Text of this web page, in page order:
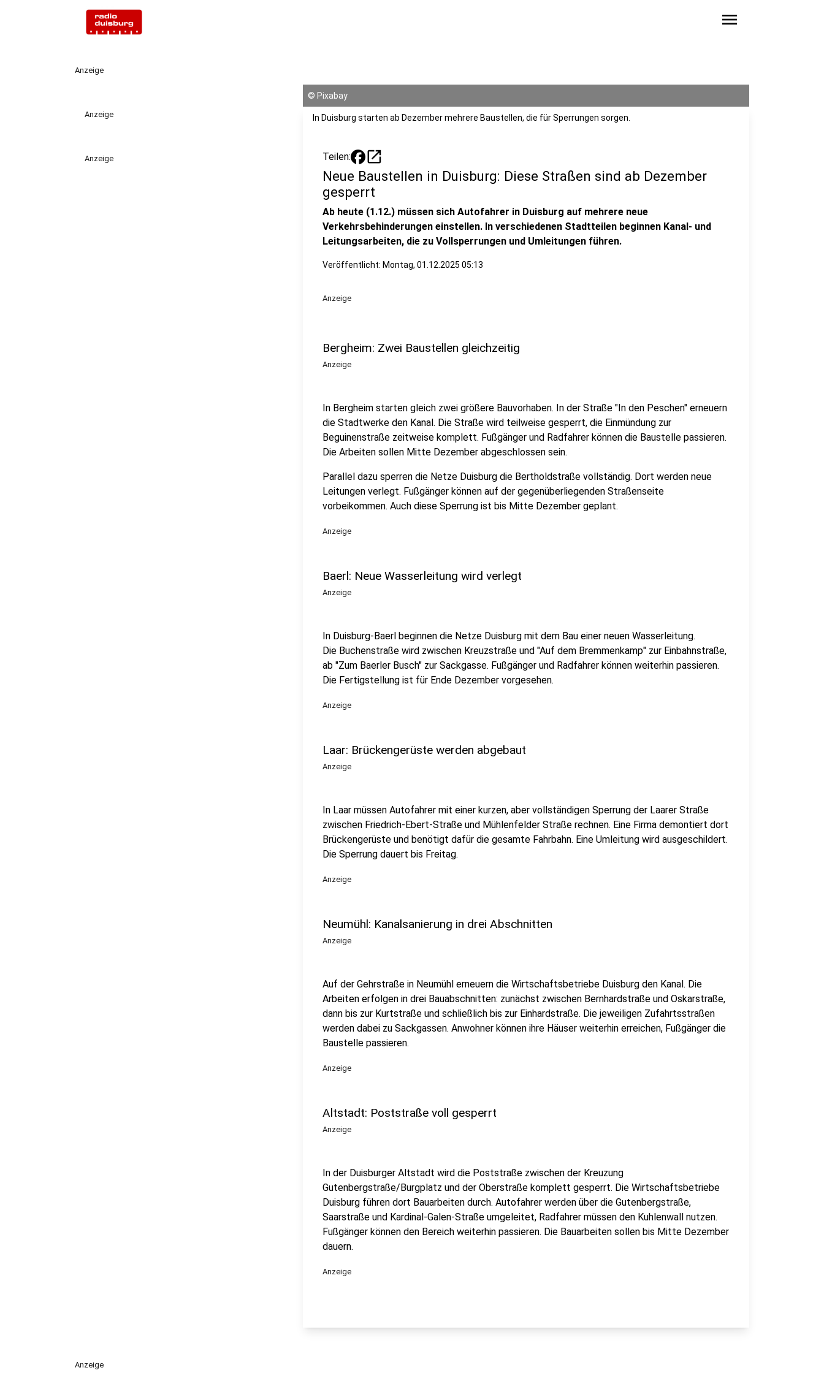
menu
Anzeige
Anzeige
Anzeige
© Pixabay
In Duisburg starten ab Dezember mehrere Baustellen, die für Sperrungen sorgen.
Teilen: open_in_new
Neue Baustellen in Duisburg: Diese Straßen sind ab Dezember
gesperrt
Ab heute (1.12.) müssen sich Autofahrer in Duisburg auf mehrere neue
Verkehrsbehinderungen einstellen. In verschiedenen Stadtteilen beginnen Kanal- und
Leitungsarbeiten, die zu Vollsperrungen und Umleitungen führen.
Veröffentlicht: Montag, 01.12.2025 05:13
Anzeige
Bergheim: Zwei Baustellen gleichzeitig
Anzeige
In Bergheim starten gleich zwei größere Bauvorhaben. In der Straße "In den Peschen" erneuern
die Stadtwerke den Kanal. Die Straße wird teilweise gesperrt, die Einmündung zur
Beguinenstraße zeitweise komplett. Fußgänger und Radfahrer können die Baustelle passieren.
Die Arbeiten sollen Mitte Dezember abgeschlossen sein.
Parallel dazu sperren die Netze Duisburg die Bertholdstraße vollständig. Dort werden neue
Leitungen verlegt. Fußgänger können auf der gegenüberliegenden Straßenseite
vorbeikommen. Auch diese Sperrung ist bis Mitte Dezember geplant.
Anzeige
Baerl: Neue Wasserleitung wird verlegt
Anzeige
In Duisburg-Baerl beginnen die Netze Duisburg mit dem Bau einer neuen Wasserleitung.
Die Buchenstraße wird zwischen Kreuzstraße und "Auf dem Bremmenkamp" zur Einbahnstraße,
ab "Zum Baerler Busch" zur Sackgasse. Fußgänger und Radfahrer können weiterhin passieren.
Die Fertigstellung ist für Ende Dezember vorgesehen.
Anzeige
Laar: Brückengerüste werden abgebaut
Anzeige
In Laar müssen Autofahrer mit einer kurzen, aber vollständigen Sperrung der Laarer Straße
zwischen Friedrich-Ebert-Straße und Mühlenfelder Straße rechnen. Eine Firma demontiert dort
Brückengerüste und benötigt dafür die gesamte Fahrbahn. Eine Umleitung wird ausgeschildert.
Die Sperrung dauert bis Freitag.
Anzeige
Neumühl: Kanalsanierung in drei Abschnitten
Anzeige
Auf der Gehrstraße in Neumühl erneuern die Wirtschaftsbetriebe Duisburg den Kanal. Die
Arbeiten erfolgen in drei Bauabschnitten: zunächst zwischen Bernhardstraße und Oskarstraße,
dann bis zur Kurtstraße und schließlich bis zur Einhardstraße. Die jeweiligen Zufahrtsstraßen
werden dabei zu Sackgassen. Anwohner können ihre Häuser weiterhin erreichen, Fußgänger die
Baustelle passieren.
Anzeige
Altstadt: Poststraße voll gesperrt
Anzeige
In der Duisburger Altstadt wird die Poststraße zwischen der Kreuzung
Gutenbergstraße/Burgplatz und der Oberstraße komplett gesperrt. Die Wirtschaftsbetriebe
Duisburg führen dort Bauarbeiten durch. Autofahrer werden über die Gutenbergstraße,
Saarstraße und Kardinal-Galen-Straße umgeleitet, Radfahrer müssen den Kuhlenwall nutzen.
Fußgänger können den Bereich weiterhin passieren. Die Bauarbeiten sollen bis Mitte Dezember
dauern.
Anzeige
Anzeige